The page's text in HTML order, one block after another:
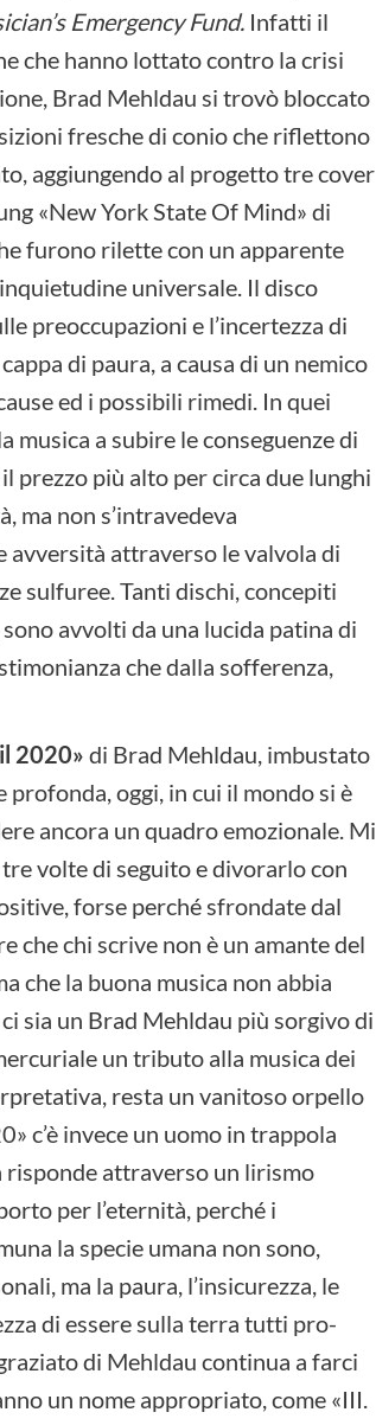
Emergency Fund. Infatti il
che hanno lottato contro la crisi
Brad Mehldau si trovò bloccato
fresche di conio che riflettono
aggiungendo al progetto tre cover
«New York State Of Mind» di
furono rilette con un apparente
universale. Il disco
preoccupazioni e l’incertezza di
di paura, a causa di un nemico
ed i possibili rimedi. In quei
a subire le conseguenze di
prezzo più alto per circa due lunghi
ma non s’intravedeva
avversità attraverso le valvola di
sulfuree. Tanti dischi, concepiti
avvolti da una lucida patina di
che dalla sofferenza,
2020» di Brad Mehldau, imbustato
oggi, in cui il mondo si è
ancora un quadro emozionale. Mi
volte di seguito e divorarlo con
forse perché sfrondate dal
che chi scrive non è un amante del
che la buona musica non abbia
sia un Brad Mehldau più sorgivo di
un tributo alla musica dei
resta un vanitoso orpello
c’è invece un uomo in trappola
risponde attraverso un lirismo
per l’eternità, perché i
la specie umana non sono,
ma la paura, l’insicurezza, le
di essere sulla terra tutti pro-
di Mehldau continua a farci
un nome appropriato, come «III.